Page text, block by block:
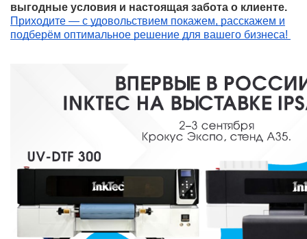
выгодные условия и настоящая забота о клиенте.
Приходите — с удовольствием покажем, расскажем и
подберём оптимальное решение для вашего бизнеса!